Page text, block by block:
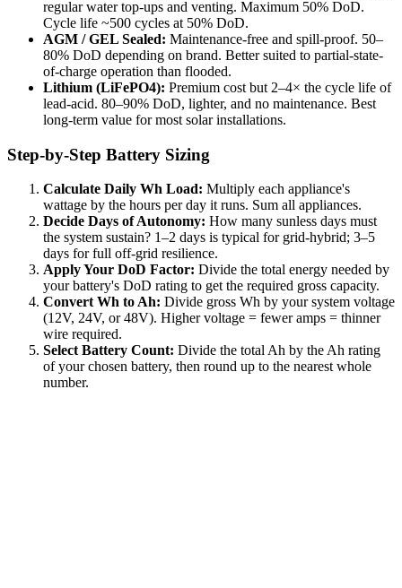
regular water top-ups and venting. Maximum 50% DoD.
Cycle life ~500 cycles at 50% DoD.
AGM / GEL Sealed: Maintenance-free and spill-proof. 50–
80% DoD depending on brand. Better suited to partial-state-
of-charge operation than flooded.
Lithium (LiFePO4): Premium cost but 2–4× the cycle life of
lead-acid. 80–90% DoD, lighter, and no maintenance. Best
long-term value for most solar installations.
Step-by-Step Battery Sizing
Calculate Daily Wh Load: Multiply each appliance's
wattage by the hours per day it runs. Sum all appliances.
Decide Days of Autonomy: How many sunless days must
the system sustain? 1–2 days is typical for grid-hybrid; 3–5
days for full off-grid resilience.
Apply Your DoD Factor: Divide the total energy needed by
your battery's DoD rating to get the required gross capacity.
Convert Wh to Ah: Divide gross Wh by your system voltage
(12V, 24V, or 48V). Higher voltage = fewer amps = thinner
wire required.
Select Battery Count: Divide the total Ah by the Ah rating
of your chosen battery, then round up to the nearest whole
number.